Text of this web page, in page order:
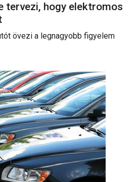
tervezi, hogy elektromos
övezi a legnagyobb figyelem